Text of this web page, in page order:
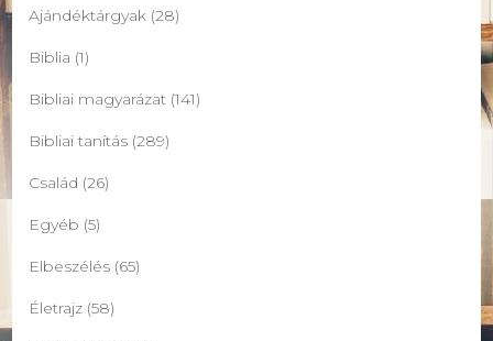
Ajándéktárgyak (28)
Biblia (1)
Bibliai magyarázat (141)
Bibliai tanítás (289)
Család (26)
Egyéb (5)
Elbeszélés (65)
Életrajz (58)